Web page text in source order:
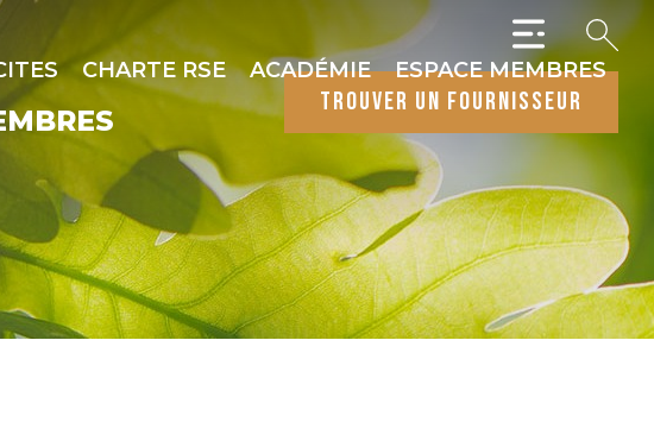
CHARTE RSE ACADÉMIE ESPACE MEMBRES
trouver un fournisseur